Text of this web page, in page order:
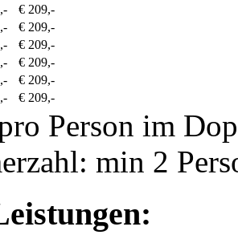
€ 209,-
€ 209,-
€ 209,-
€ 209,-
€ 209,-
€ 209,-
Person im
min 2